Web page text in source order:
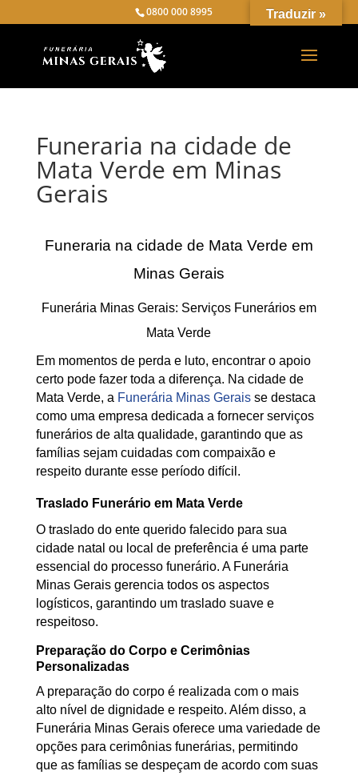
0800 000 8995
Funeraria na cidade de
Mata Verde em Minas
Gerais
Funeraria na cidade de Mata Verde em
Minas Gerais
Funerária Minas Gerais: Serviços Funerários em
Mata Verde
Em momentos de perda e luto, encontrar o apoio
certo pode fazer toda a diferença. Na cidade de
Mata Verde, a Funerária Minas Geraisse destaca
como uma empresa dedicada a fornecer serviços
funerários de alta qualidade, garantindo que as
famílias sejam cuidadas com compaixão e
respeito durante esse período difícil.
Traslado Funerário em Mata Verde
O traslado do ente querido falecido para sua
cidade natal ou local de preferência é uma parte
essencial do processo funerário. A Funerária
Minas Gerais gerencia todos os aspectos
logísticos, garantindo um traslado suave e
respeitoso.
Preparação do Corpo e Cerimônias
Personalizadas
A preparação do corpo é realizada com o mais
alto nível de dignidade e respeito. Além disso, a
Funerária Minas Gerais oferece uma variedade de
opções para cerimônias funerárias, permitindo
que as famílias se despeçam de acordo com suas
Traduzir »